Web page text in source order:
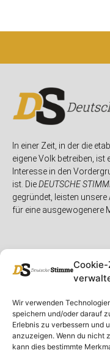
Wir verwenden
speichern und/oder darauf
Erlebnis zu verbessern und
anzuzeigen. Wenn du nicht
kann dies bestimmte
In einer Zeit, in der die
eigene Volk betreiben,
Interesse in den
ist. DieDEUTSCHE
gegründet, leisten
für eine ausgewogenere
Unser Magazin
Spenden
Ausgaben